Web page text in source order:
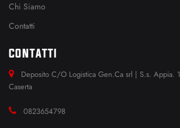
Chi Siamo
Contatti
CONTATTI
Deposito C/O Logistica Gen.Ca srl | S.s. Appia.
Caserta
0823654798